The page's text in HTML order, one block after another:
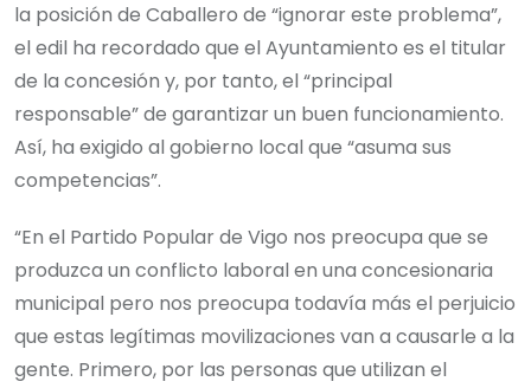
la posición de Caballero de “ignorar este problema”,
el edil ha recordado que el Ayuntamiento es el titular
de la concesión y, por tanto, el “principal
responsable” de garantizar un buen funcionamiento.
Así, ha exigido al gobierno local que “asuma sus
competencias”.
“En el Partido Popular de Vigo nos preocupa que se
produzca un conflicto laboral en una concesionaria
municipal pero nos preocupa todavía más el perjuicio
que estas legítimas movilizaciones van a causarle a la
gente. Primero, por las personas que utilizan el